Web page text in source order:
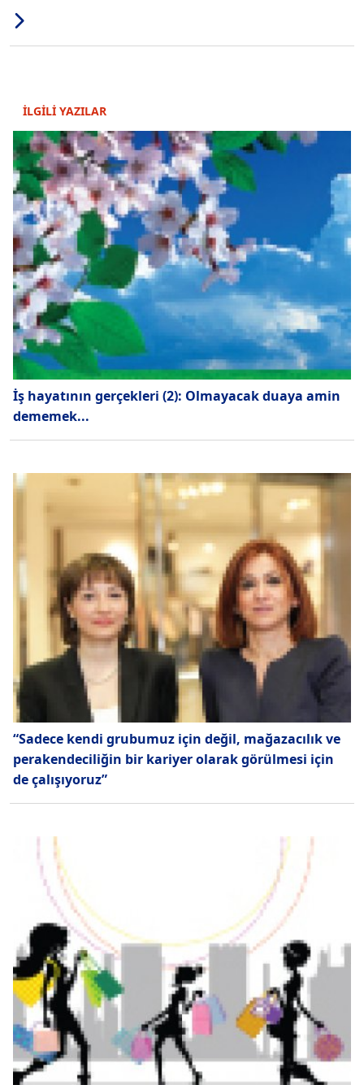
İLGİLİ YAZILAR
İş hayatının gerçekleri (2): Olmayacak duaya amin
dememek...
“Sadece kendi grubumuz için değil, mağazacılık ve
perakendeciliğin bir kariyer olarak görülmesi için
de çalışıyoruz”